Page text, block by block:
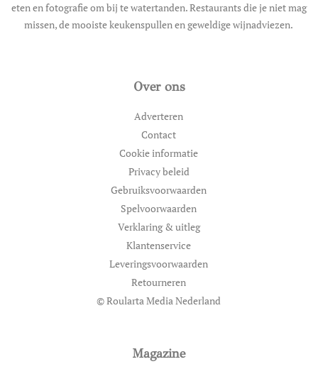
eten en fotografie om bij te watertanden. Restaurants die je niet mag
missen, de mooiste keukenspullen en geweldige wijnadviezen.
Over ons
Adverteren
Contact
Cookie informatie
Privacy beleid
Gebruiksvoorwaarden
Spelvoorwaarden
Verklaring & uitleg
Klantenservice
Leveringsvoorwaarden
Retourneren
© Roularta Media Nederland
Magazine